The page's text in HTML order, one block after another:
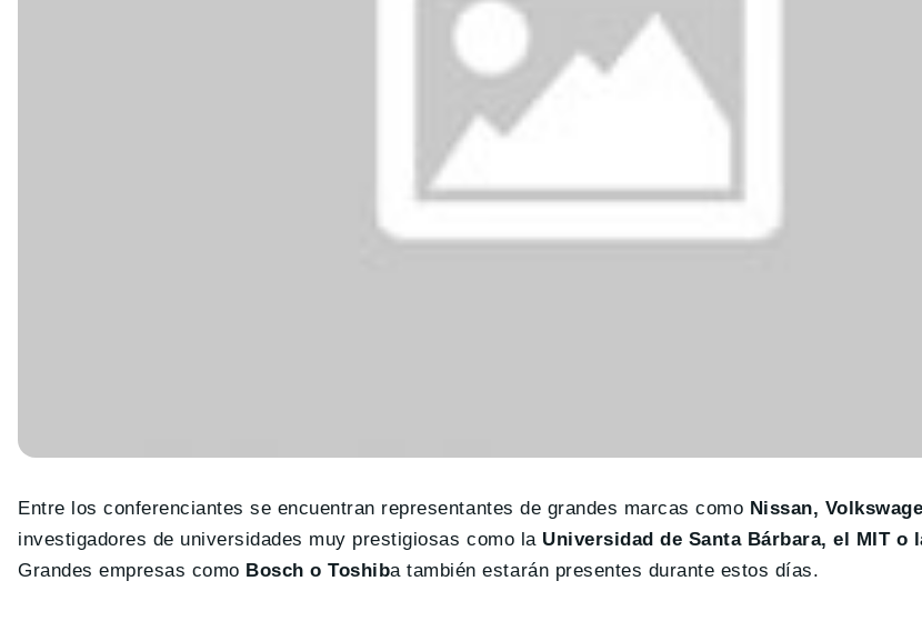
Entre los conferenciantes se encuentran representantes de grandes marcas como Nissan,
investigadores de universidades muy prestigiosas como la Universidad de Santa Bárbara, el MIT o
Grandes empresas como Bosch o Toshiba también estarán presentes durante estos días.